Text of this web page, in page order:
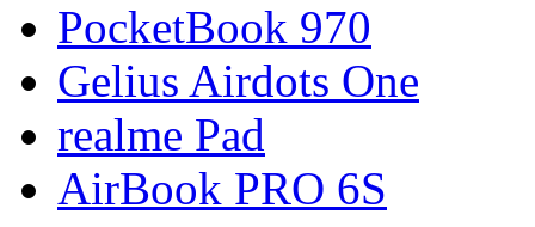
PocketBook 970
Gelius Airdots One
realme Pad
AirBook PRO 6S